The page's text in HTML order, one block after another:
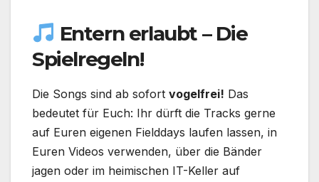
Entern erlaubt – Die
Spielregeln!
Die Songs sind ab sofort vogelfrei! Das
bedeutet für Euch: Ihr dürft die Tracks gerne
auf Euren eigenen Fielddays laufen lassen, in
Euren Videos verwenden, über die Bänder
jagen oder im heimischen IT-Keller auf